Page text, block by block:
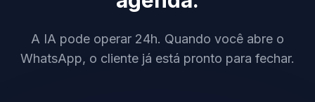
A IA pode operar 24h. Quando você abre o
WhatsApp, o cliente já está pronto para fechar.